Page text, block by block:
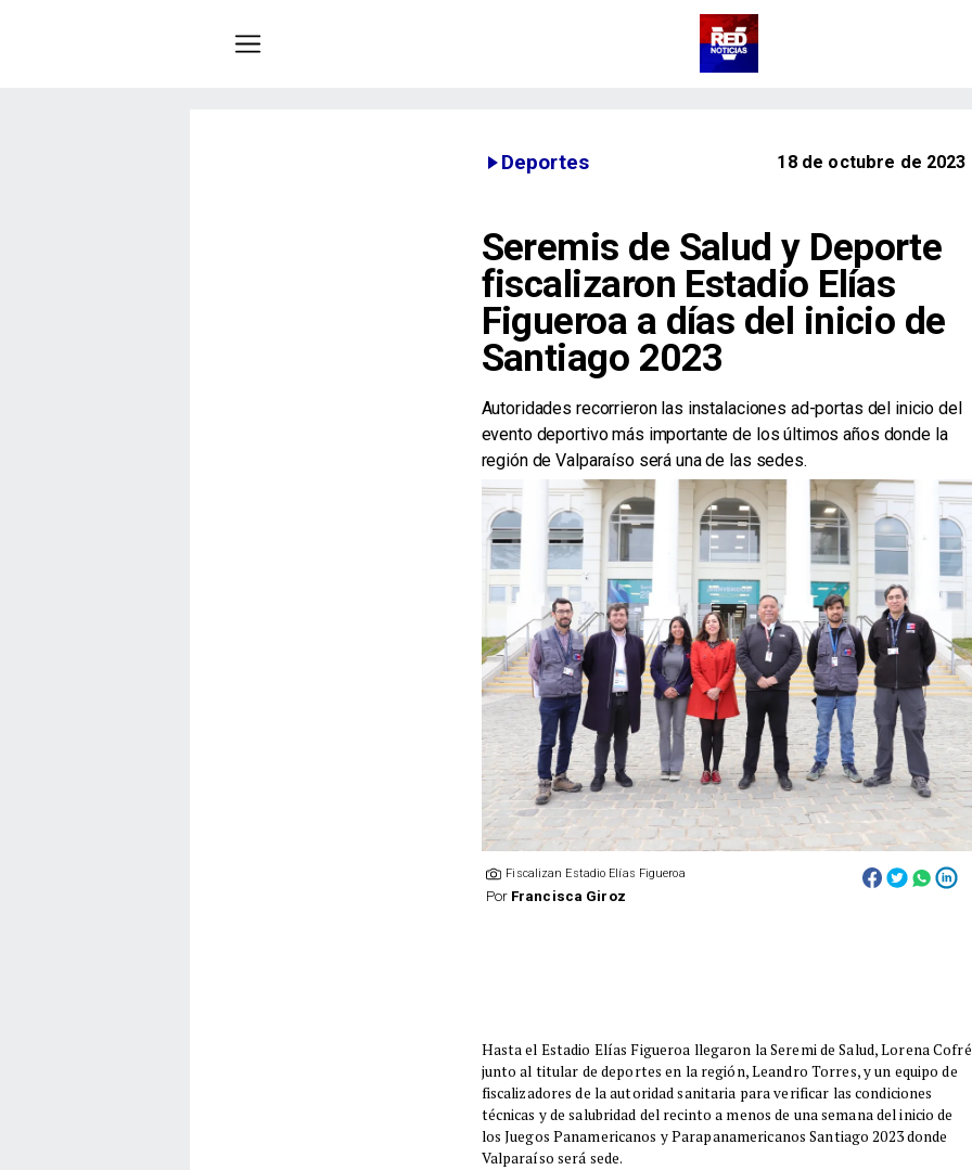
Deportes 18 de octubre de 2023
Seremis de Salud y Deporte
fiscalizaron Estadio Elías
Figueroa a días del inicio de
Santiago 2023
​Autoridades recorrieron las instalaciones ad-portas del inicio del
evento deportivo más importante de los últimos años donde la
región de Valparaíso será una de las sedes.
Fiscalizan Estadio Elías Figueroa
Por Francisca Giroz
Hasta el Estadio Elías Figueroa llegaron la Seremi de Salud, Lorena
junto al titular de deportes en la región, Leandro Torres, y un equipo de
fiscalizadores de la autoridad sanitaria para verificar las condiciones
técnicas y de salubridad del recinto a menos de una semana del inicio de
los Juegos Panamericanos y Parapanamericanos Santiago 2023 donde
Valparaíso será sede.